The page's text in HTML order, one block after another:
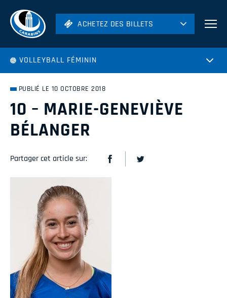
ACHETEZ DES BILLETS
Hockey
ACHETEZ DES BILLETS
VOLLEYBALL FÉMININ
PUBLIÉ LE 10 OCTOBRE 2018
10 – MARIE-GENEVIÈVE
BÉLANGER
Partager cet article sur: